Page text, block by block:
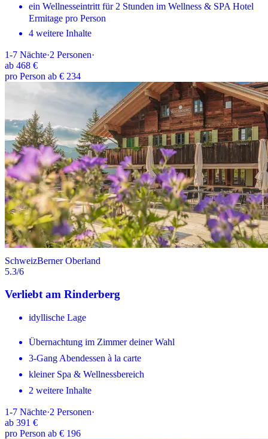
ein Wellnesseintritt für 2 Stunden im Wellness & SPA Hotel
Ermitage pro Person
4 weitere Inhalte
1-7 Nächte·2 Personen·
ab 468 €
pro Person ab € 234
SchweizBerner Oberland
5.3/6
Verliebt am Rinderberg
idyllische Lage
Übernachtung im Zimmer deiner Wahl
3-Gang Abendessen à la carte
kleiner Spa & Wellnessbereich
2 weitere Inhalte
1-7 Nächte·2 Personen·
ab 391 €
pro Person ab € 196